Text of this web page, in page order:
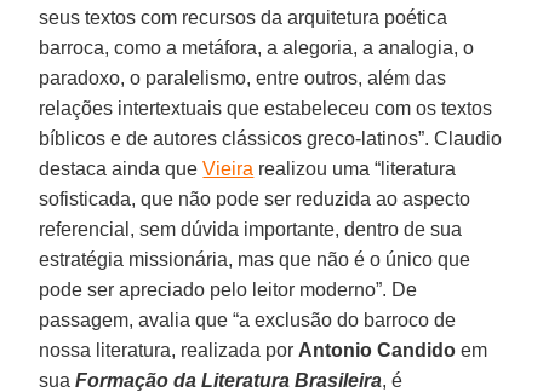
seus textos com recursos da arquitetura poética
barroca, como a metáfora, a alegoria, a analogia, o
paradoxo, o paralelismo, entre outros, além das
relações intertextuais que estabeleceu com os textos
bíblicos e de autores clássicos greco-latinos”. Claudio
destaca ainda queVieira realizou uma “literatura
sofisticada, que não pode ser reduzida ao aspecto
referencial, sem dúvida importante, dentro de sua
estratégia missionária, mas que não é o único que
pode ser apreciado pelo leitor moderno”. De
passagem, avalia que “a exclusão do barroco de
nossa literatura, realizada por Antonio Candido em
suaFormação da Literatura Brasileira, é